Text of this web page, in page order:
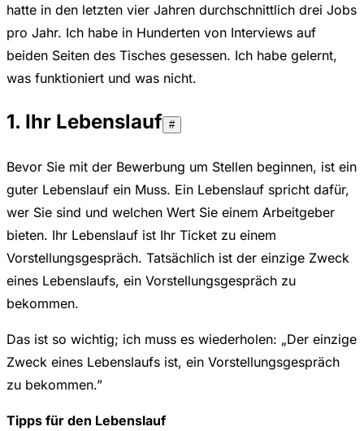
hatte in den letzten vier Jahren durchschnittlich drei Jobs
pro Jahr. Ich habe in Hunderten von Interviews auf
beiden Seiten des Tisches gesessen. Ich habe gelernt,
was funktioniert und was nicht.
1. Ihr Lebenslauf #
Bevor Sie mit der Bewerbung um Stellen beginnen, ist ein
guter Lebenslauf ein Muss. Ein Lebenslauf spricht dafür,
wer Sie sind und welchen Wert Sie einem Arbeitgeber
bieten. Ihr Lebenslauf ist Ihr Ticket zu einem
Vorstellungsgespräch. Tatsächlich ist der einzige Zweck
eines Lebenslaufs, ein Vorstellungsgespräch zu
bekommen.
Das ist so wichtig; ich muss es wiederholen: „Der einzige
Zweck eines Lebenslaufs ist, ein Vorstellungsgespräch
zu bekommen.”
Tipps für den Lebenslauf